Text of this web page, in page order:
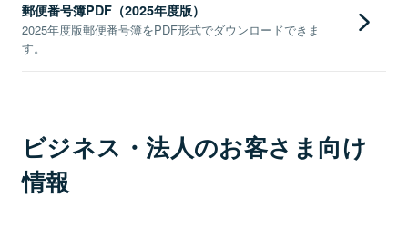
郵便番号簿PDF（2025年度版）
2025年度版郵便番号簿をPDF形式でダウンロードできま
す。
ビジネス・法人のお客さま向け
情報